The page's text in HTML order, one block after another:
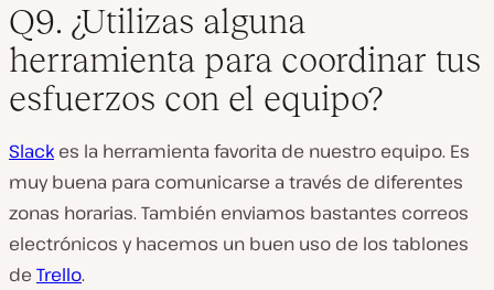
Q9. ¿Utilizas alguna
herramienta para coordinar tus
esfuerzos con el equipo?
Slack es la herramienta favorita de nuestro equipo. Es
muy buena para comunicarse a través de diferentes
zonas horarias. También enviamos bastantes correos
electrónicos y hacemos un buen uso de los tablones
de Trello.